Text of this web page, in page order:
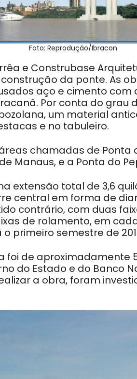
Foto: Reprodução/Ibracon
e Construbase
da ponte. As
aço e cimento
Por conta do grau
um material
e no tabuleiro.
chamadas de Ponta
Manaus, e a Ponta do
extensão total de 3,6
central em forma de
contrário, com duas
de rolamento, em
primeiro semestre de
foi de aproximadamente
do Estado e do Banco
a obra, foram